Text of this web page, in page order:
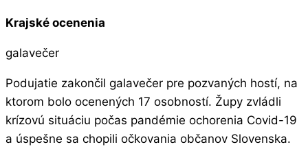
Krajské ocenenia
galavečer
Podujatie zakončil galavečer pre pozvaných hostí, na
ktorom bolo ocenených 17 osobností. Župy zvládli
krízovú situáciu počas pandémie ochorenia Covid-19
a úspešne sa chopili očkovania občanov Slovenska.